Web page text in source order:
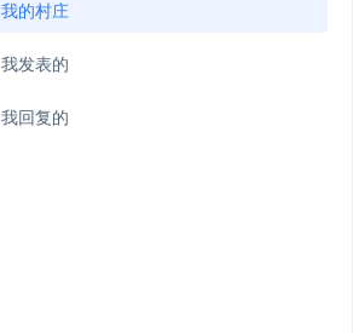
我的村庄
我发表的
我回复的